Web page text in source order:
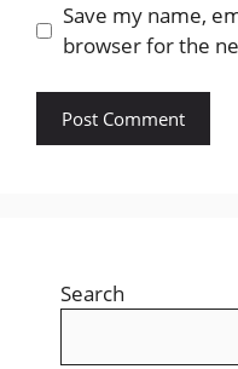
Save my name,
browser for the
Search